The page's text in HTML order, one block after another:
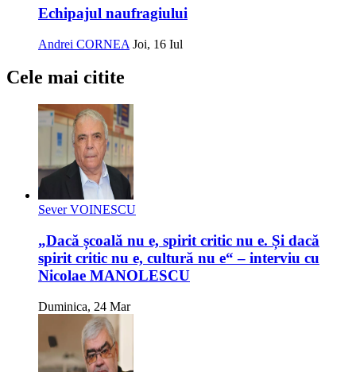
Echipajul naufragiului
Andrei CORNEA Joi, 16 Iul
Cele mai citite
Sever VOINESCU
„Dacă școală nu e, spirit critic nu e. Și dacă
spirit critic nu e, cultură nu e“ – interviu cu
Nicolae MANOLESCU
Duminica, 24 Mar